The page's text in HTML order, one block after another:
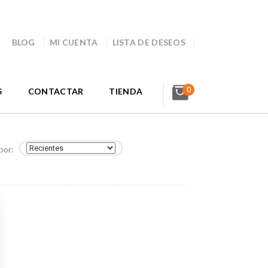
BLOG MI CUENTA LISTA DE DESEOS
CONTACTAR TIENDA 0